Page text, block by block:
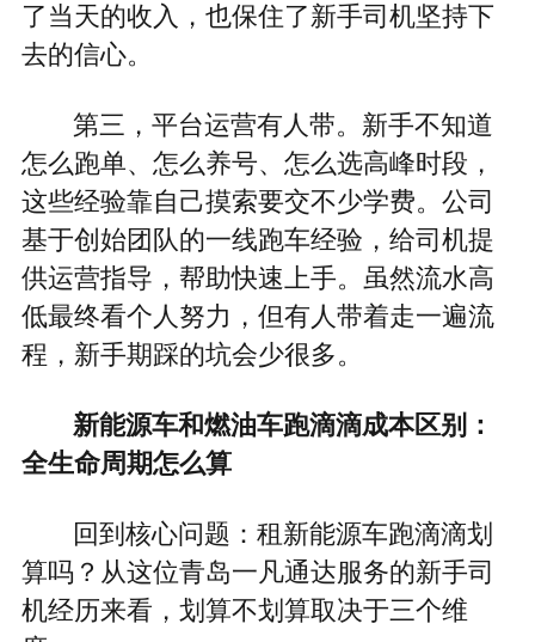
了当天的收入，也保住了新手司机坚持下
去的信心。
第三，平台运营有人带。新手不知道
怎么跑单、怎么养号、怎么选高峰时段，
这些经验靠自己摸索要交不少学费。公司
基于创始团队的一线跑车经验，给司机提
供运营指导，帮助快速上手。虽然流水高
低最终看个人努力，但有人带着走一遍流
程，新手期踩的坑会少很多。
新能源车和燃油车跑滴滴成本区别：
全生命周期怎么算
回到核心问题：租新能源车跑滴滴划
算吗？从这位青岛一凡通达服务的新手司
机经历来看，划算不划算取决于三个维